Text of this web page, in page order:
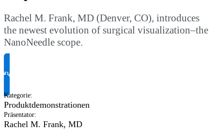
Rachel M. Frank, MD (Denver, CO), introduces
the newest evolution of surgical visualization–the
NanoNeedle scope.
Produktinformationen anfragen
Kategorie:
Produktdemonstrationen
Präsentator:
Rachel M. Frank, MD